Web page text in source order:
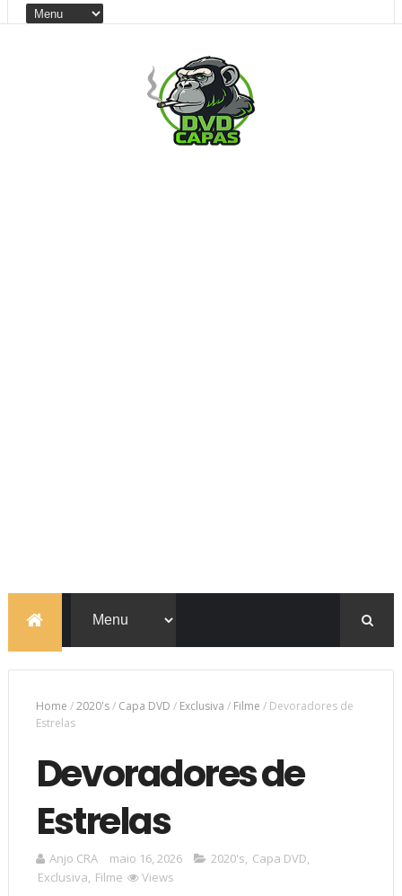
Home /2020's/ Capa DVD / Exclusiva / Filme / Devoradores de
Estrelas
Devoradores de
Estrelas
Anjo CRA maio 16, 2026 2020's, Capa DVD,
Exclusiva, Filme Views